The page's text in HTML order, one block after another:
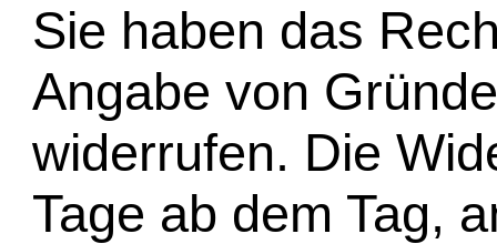
Sie haben das
Angabe von
widerrufen. Die
Tage ab dem Tag,